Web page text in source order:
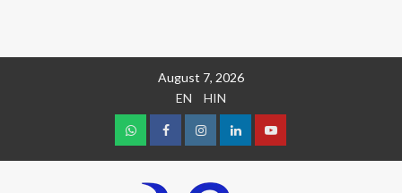
August 7, 2026
EN
HIN